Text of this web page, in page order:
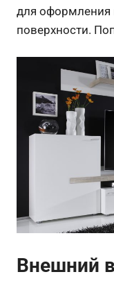
для оформления
поверхности.
Внешний